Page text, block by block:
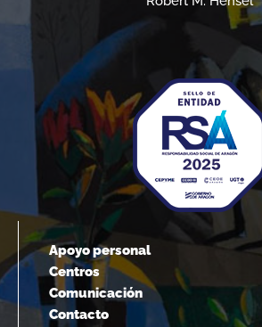
Apoyo personal
Centros
Comunicación
Contacto